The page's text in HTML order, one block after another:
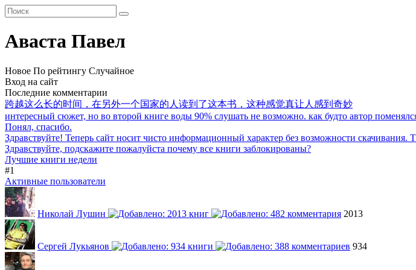
Аваста Павел
Новое По рейтингу Случайное
Вход на сайт
Последние комментарии
跨越这么长的时间，在另外一个国家的人读到了这本书，这种感觉真让人感到奇妙
интересный сюжет, но во второй книге воды 90% слушать не возможно. как будто автор
Понял, спасибо.
Здравствуйте! Теперь сайт носит чисто информационный характер без возможности
Здравствуйте, подскажите пожалуйста почему все книги заблокированы?
Лучшие книги недели
#1
Активные пользователи
Николай Лушин 2013
Сергей Лукьянов 934